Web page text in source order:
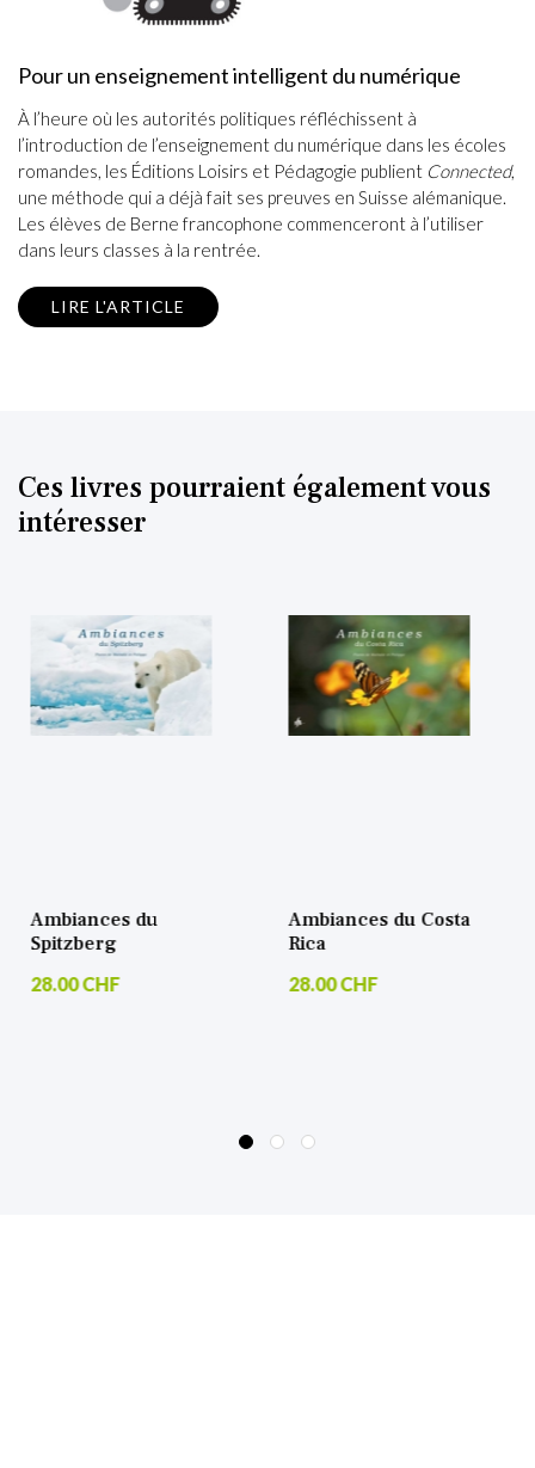
Pour un enseignement intelligent du numérique
À l’heure où les autorités politiques réfléchissent à
l’introduction de l’enseignement du numérique dans les écoles
romandes, les Éditions Loisirs et Pédagogie publient Connected,
une méthode qui a déjà fait ses preuves en Suisse alémanique.
Les élèves de Berne francophone commenceront à l’utiliser
dans leurs classes à la rentrée.
LIRE L'ARTICLE
Ces livres pourraient également vous
intéresser
Ambiances du Costa
Rica
28.00 CHF
Ambiances de Bali